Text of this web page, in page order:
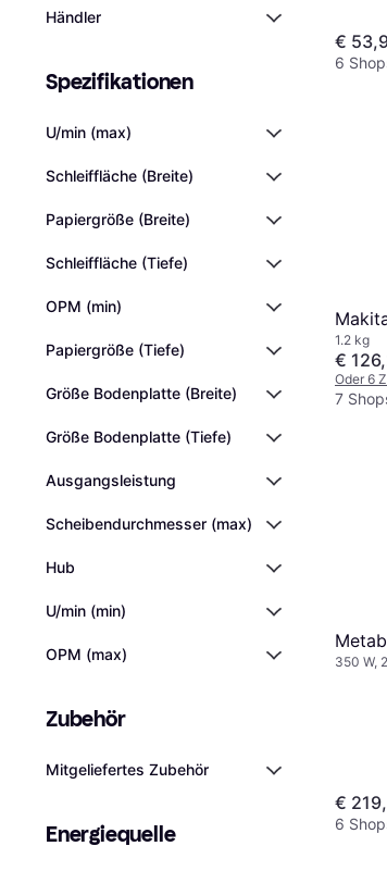
Händler
Spezifikationen
U/min (max)
Schleiffläche (Breite)
Papiergröße (Breite)
Schleiffläche (Tiefe)
OPM (min)
Papiergröße (Tiefe)
Größe Bodenplatte (Breite)
Größe Bodenplatte (Tiefe)
Ausgangsleistung
Scheibendurchmesser (max)
Hub
U/min (min)
OPM (max)
Zubehör
Mitgeliefertes Zubehör
Energiequelle
€
6
1.2 kg
€
Oder 6
7
350 W,
€
6